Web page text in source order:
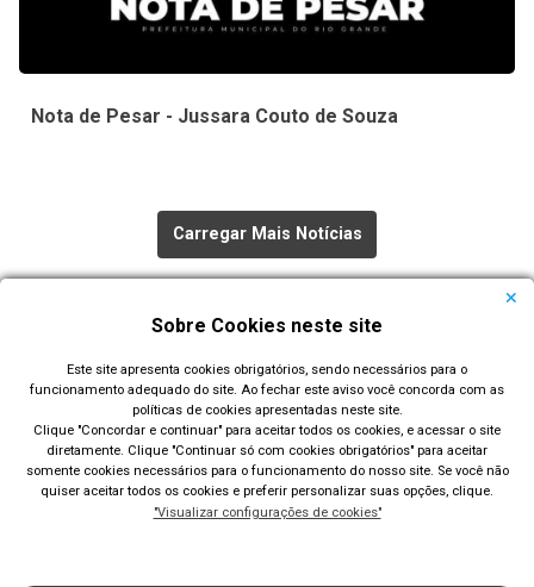
Nota de Pesar - Jussara Couto de Souza
Carregar Mais Notícias
Sobre Cookies neste site
Este site apresenta cookies obrigatórios, sendo necessários para o
funcionamento adequado do site. Ao fechar este aviso você concorda com as
políticas de cookies apresentadas neste site.
Clique "Concordar e continuar" para aceitar todos os cookies, e acessar o site
diretamente. Clique "Continuar só com cookies obrigatórios" para aceitar
somente cookies necessários para o funcionamento do nosso site. Se você não
quiser aceitar todos os cookies e preferir personalizar suas opções, clique.
"Visualizar configurações de cookies"
Prefeitura Municipal de Rio Grande
Largo Engenheiro João Fernandes Moreira - Centro - Rio